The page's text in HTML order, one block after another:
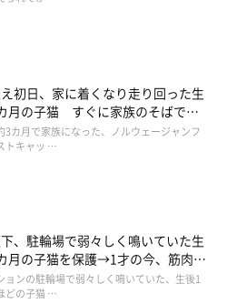
ニャ。どうして…(´；ω；
）
初日、家に着くなり走り回った生
月の子猫 すぐに家族のそばで落
姿に「迎えてよかった」
3カ月で家族になった、ノルウェージャンフ
トキャッ …
、駐輪場で弱々しく鳴いていた生
月の子猫を保護→1才の今、筋肉質
デレなコに成長
ョンの駐輪場で弱々しく鳴いていた、生後1
どの子猫 …